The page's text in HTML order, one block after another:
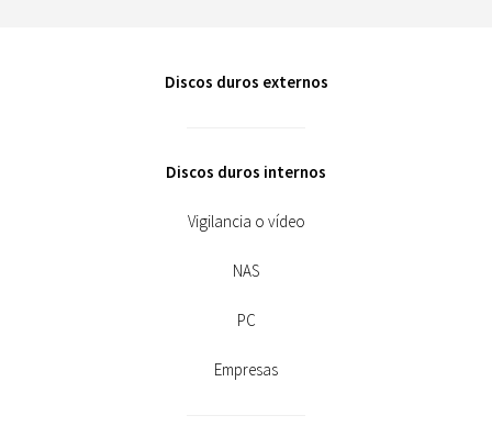
Discos duros externos
Discos duros internos
Vigilancia o vídeo
NAS
PC
Empresas